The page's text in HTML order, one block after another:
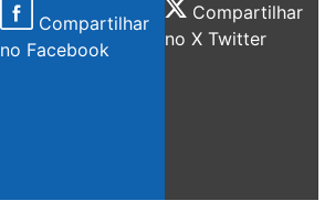
Compartilhar
no Facebook
Compartilhar
no X Twitter